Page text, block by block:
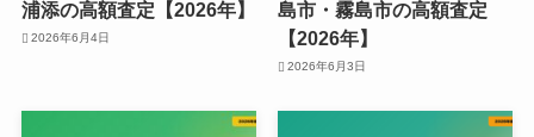
浦添の高額査定【2026年】
2026年6月4日
島市・霧島市の高額査定
【2026年】
2026年6月3日